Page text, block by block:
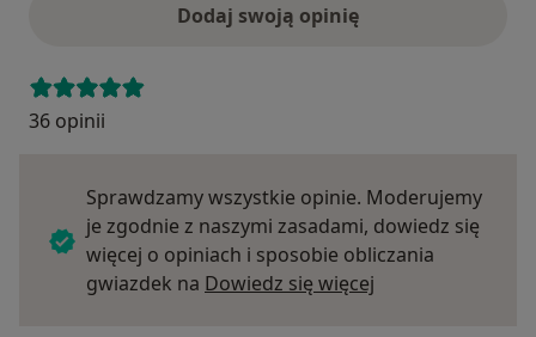
Dodaj swoją opinię
36 opinii
Sprawdzamy wszystkie opinie. Moderujemy
je zgodnie z naszymi zasadami, dowiedz się
więcej o opiniach i sposobie obliczania
gwiazdek na Dowiedz się więcej